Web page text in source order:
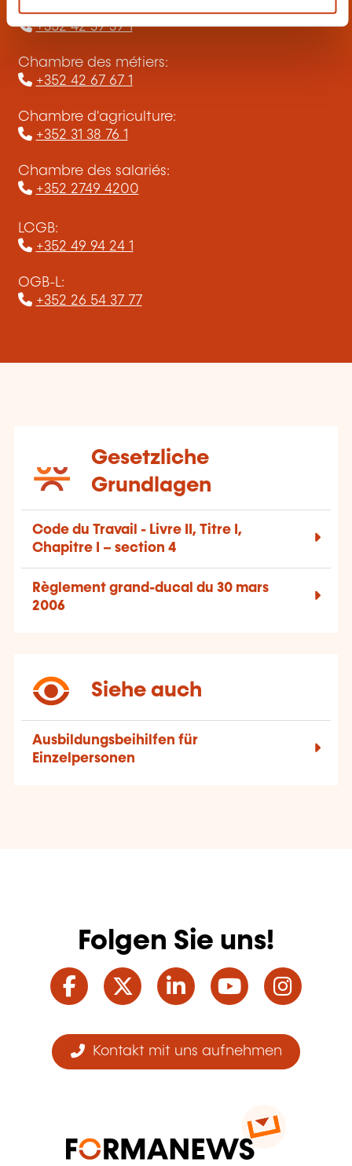
Chambre de commerce:
+352 42 39 39 1
Chambre des métiers:
+352 42 67 67 1
Chambre d'agriculture:
+352 31 38 76 1
Chambre des salariés:
+352 2749 4200
LCGB:
+352 49 94 24 1
OGB-L:
+352 26 54 37 77
Gesetzliche
Grundlagen
Code du Travail - Livre II, Titre I,
Chapitre I – section 4
Règlement grand-ducal du 30 mars
2006
Siehe auch
Ausbildungsbeihilfen für
Einzelpersonen
Folgen Sie uns!
Facebook
TwitterLinkedInYouTube
Kontakt mit uns aufnehmen